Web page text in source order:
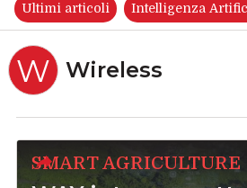
Ultimi articoli Intelligenza
W Wireless
SMART AGRICULTURE